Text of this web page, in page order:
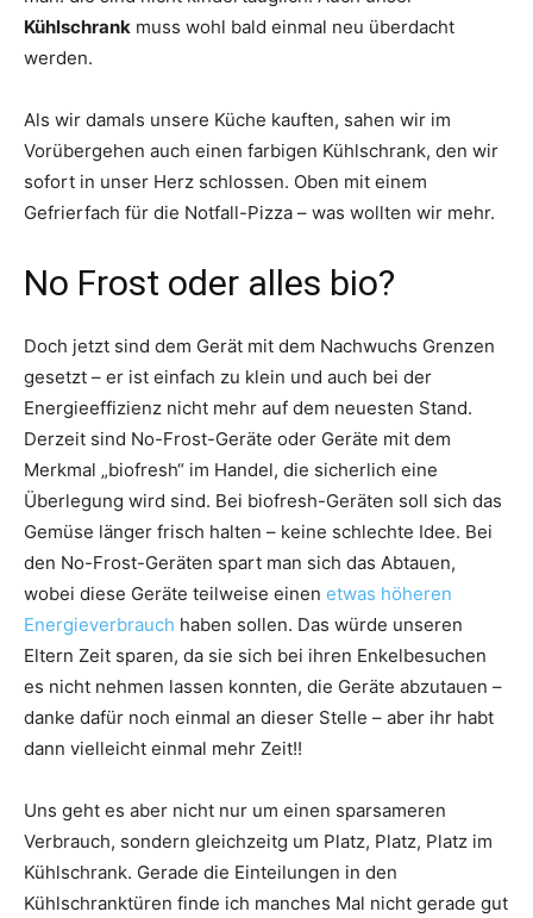
Kühlschrank muss wohl bald einmal neu überdacht
werden.
Als wir damals unsere Küche kauften, sahen wir im
Vorübergehen auch einen farbigen Kühlschrank, den wir
sofort in unser Herz schlossen. Oben mit einem
Gefrierfach für die Notfall-Pizza – was wollten wir mehr.
No Frost oder alles bio?
Doch jetzt sind dem Gerät mit dem Nachwuchs Grenzen
gesetzt – er ist einfach zu klein und auch bei der
Energieeffizienz nicht mehr auf dem neuesten Stand.
Derzeit sind No-Frost-Geräte oder Geräte mit dem
Merkmal „biofresh“ im Handel, die sicherlich eine
Überlegung wird sind. Bei biofresh-Geräten soll sich das
Gemüse länger frisch halten – keine schlechte Idee. Bei
den No-Frost-Geräten spart man sich das Abtauen,
wobei diese Geräte teilweise einen etwas höheren
Energieverbrauch haben sollen. Das würde unseren
Eltern Zeit sparen, da sie sich bei ihren Enkelbesuchen
es nicht nehmen lassen konnten, die Geräte abzutauen –
danke dafür noch einmal an dieser Stelle – aber ihr habt
dann vielleicht einmal mehr Zeit!!
Uns geht es aber nicht nur um einen sparsameren
Verbrauch, sondern gleichzeitg um Platz, Platz, Platz im
Kühlschrank. Gerade die Einteilungen in den
Kühlschranktüren finde ich manches Mal nicht gerade gut